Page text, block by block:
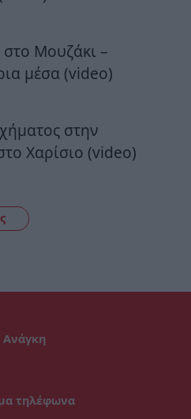
Μουζάκι –
μέσα (video)
στην
Χαρίσιο (video)
τηλέφωνα